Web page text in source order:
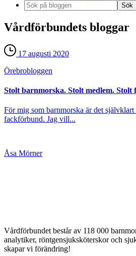
Vårdförbundets bloggar
17 augusti 2020
Örebro­bloggen
Stolt barnmorska. Stolt medlem. Stolt
För mig som barnmorska är det
fackförbund. Jag vill...
Åsa Mörner
Vårdförbundet består av 118 000
analytiker, röntgensjuksköterskor och
skapar vi förändring!